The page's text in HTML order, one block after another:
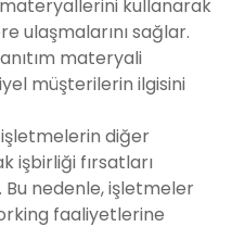
kullanarak
ulaşmalarını sağlar.
materyali
müşterilerin ilgisini
diğer
işbirliği fırsatları
Bu nedenle, işletmeler
faaliyetlerine